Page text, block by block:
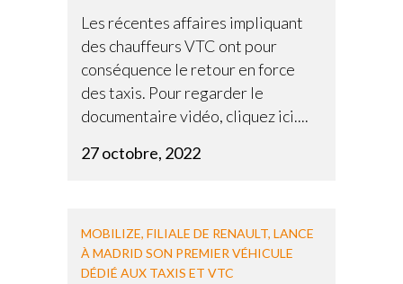
Les récentes affaires impliquant
des chauffeurs VTC ont pour
conséquence le retour en force
des taxis. Pour regarder le
documentaire vidéo, cliquez ici....
27 octobre, 2022
MOBILIZE, FILIALE DE RENAULT, LANCE
À MADRID SON PREMIER VÉHICULE
DÉDIÉ AUX TAXIS ET VTC